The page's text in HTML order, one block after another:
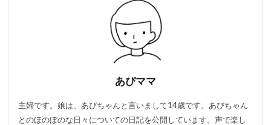
あぴママ
主婦です。娘は、あぴちゃんと言いまして14歳です。あぴちゃん
とのほのぼのな日々についての日記を公開しています。声で楽し